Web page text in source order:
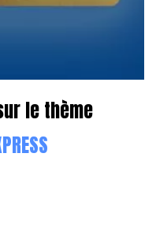
le thème